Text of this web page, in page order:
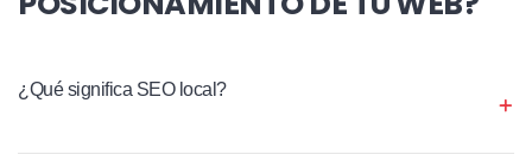
¿Qué significa SEO local?